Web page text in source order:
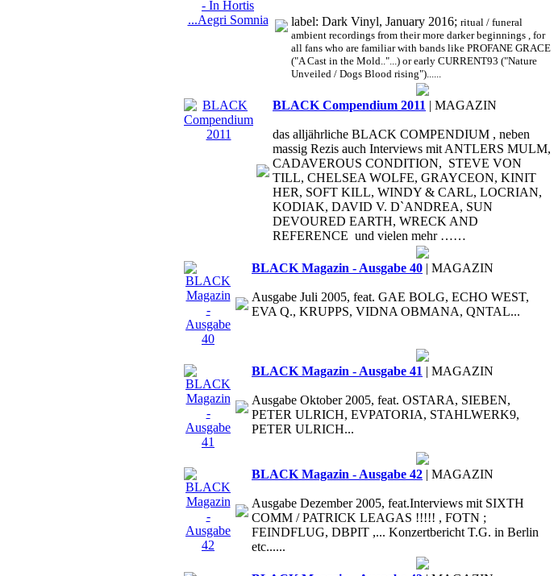
label: Dark Vinyl, January 2016; ritual / funeral
ambient recordings from their more darker beginnings , for
all fans who are familiar with bands like PROFANE GRACE
("A Cast in the Mold.."...) or early CURRENT93 ("Nature
Unveiled / Dogs Blood rising")......
BLACK Compendium 2011 | MAGAZIN
das alljährliche BLACK COMPENDIUM , neben
massig Rezis auch Interviews mit ANTLERS MULM,
CADAVEROUS CONDITION, STEVE VON
TILL, CHELSEA WOLFE, GRAYCEON, KINIT
HER, SOFT KILL, WINDY & CARL, LOCRIAN,
KODIAK, DAVID V. D`ANDREA, SUN
DEVOURED EARTH, WRECK AND
REFERENCE und vielen mehr ……
BLACK Magazin - Ausgabe 40 | MAGAZIN
Ausgabe Juli 2005, feat. GAE BOLG, ECHO WEST,
EVA Q., KRUPPS, VIDNA OBMANA, QNTAL...
BLACK Magazin - Ausgabe 41 | MAGAZIN
Ausgabe Oktober 2005, feat. OSTARA, SIEBEN,
PETER ULRICH, EVPATORIA, STAHLWERK9,
PETER ULRICH...
BLACK Magazin - Ausgabe 42 | MAGAZIN
Ausgabe Dezember 2005, feat.Interviews mit SIXTH
COMM / PATRICK LEAGAS !!!!! , FOTN ;
FEINDFLUG, DBPIT ,... Konzertbericht T.G. in Berlin
etc......